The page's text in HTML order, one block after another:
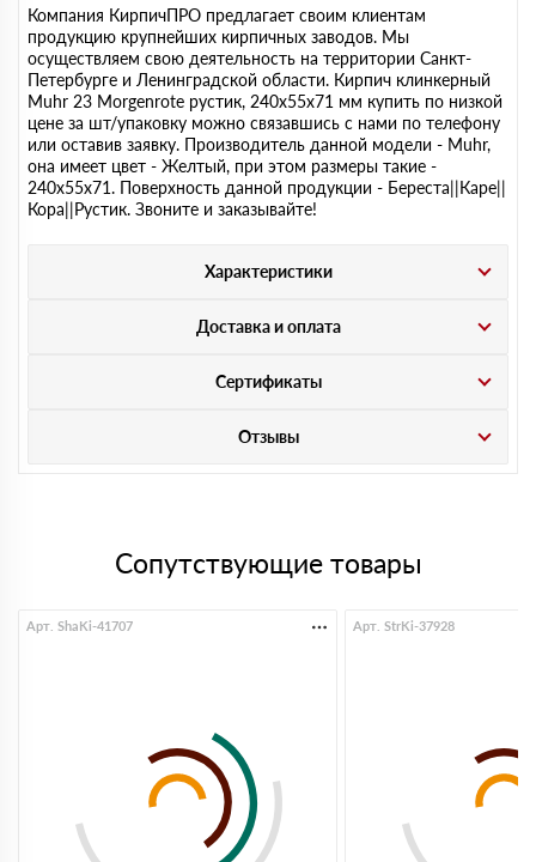
Компания КирпичПРО предлагает своим клиентам
продукцию крупнейших кирпичных заводов. Мы
осуществляем свою деятельность на территории Санкт-
Петербурге и Ленинградской области. Кирпич клинкерный
Muhr 23 Morgenrote рустик, 240х55х71 мм купить по низкой
цене за шт/упаковку можно связавшись с нами по телефону
или оставив заявку. Производитель данной модели - Muhr,
она имеет цвет - Желтый, при этом размеры такие -
240х55х71. Поверхность данной продукции - Береста||Каре||
Кора||Рустик. Звоните и заказывайте!
Характеристики
Доставка и оплата
Сертификаты
Отзывы
Сопутствующие товары
Арт. ShaKi-41707 Арт. StrKi-37928